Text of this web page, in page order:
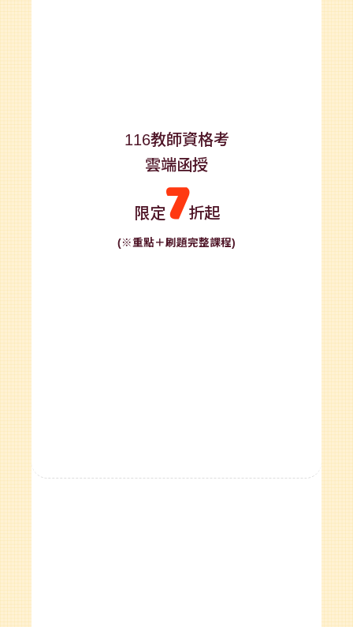
116教師資格考
雲端函授
限定7折起
(※重點＋刷題完整課程)